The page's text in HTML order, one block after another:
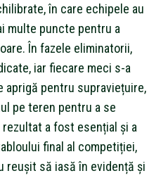
în care echipele au
multe puncte pentru a
În fazele eliminatorii,
iar fiecare meci s-a
pentru supraviețuire,
pe teren pentru a se
rezultat a fost esențial și a
final al competiției,
reușit să iasă în evidență și